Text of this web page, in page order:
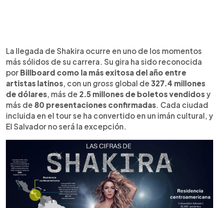
La llegada de Shakira ocurre en uno de los momentos
más sólidos de su carrera. Su gira ha sido reconocida
por Billboard como la más exitosa del año entre
artistas latinos , con un gross global de 327.4 millones
de dólares , más de 2.5 millones de boletos vendidosy
más de 80 presentaciones confirmadas . Cada ciudad
incluida en el tour se ha convertido en un imán cultural, y
El Salvador no será la excepción.